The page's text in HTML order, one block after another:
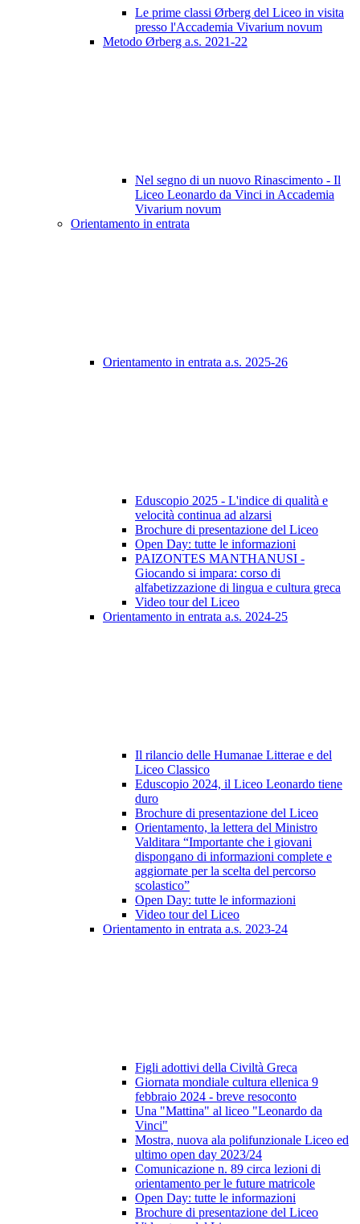
Le prime classi Ørberg del Liceo in visita
presso l'Accademia Vivarium novum
Metodo Ørberg a.s. 2021-22
Nel segno di un nuovo Rinascimento - Il
Liceo Leonardo da Vinci in Accademia
Vivarium novum
Orientamento in entrata
Orientamento in entrata a.s. 2025-26
Eduscopio 2025 - L'indice di qualità e
velocità continua ad alzarsi
Brochure di presentazione del Liceo
Open Day: tutte le informazioni
PAIZONTES MANTHANUSI -
Giocando si impara: corso di
alfabetizzazione di lingua e cultura greca
Video tour del Liceo
Orientamento in entrata a.s. 2024-25
Il rilancio delle Humanae Litterae e del
Liceo Classico
Eduscopio 2024, il Liceo Leonardo tiene
duro
Brochure di presentazione del Liceo
Orientamento, la lettera del Ministro
Valditara “Importante che i giovani
dispongano di informazioni complete e
aggiornate per la scelta del percorso
scolastico”
Open Day: tutte le informazioni
Video tour del Liceo
Orientamento in entrata a.s. 2023-24
Figli adottivi della Civiltà Greca
Giornata mondiale cultura ellenica 9
febbraio 2024 - breve resoconto
Una "Mattina" al liceo "Leonardo da
Vinci"
Mostra, nuova ala polifunzionale Liceo ed
ultimo open day 2023/24
Comunicazione n. 89 circa lezioni di
orientamento per le future matricole
Open Day: tutte le informazioni
Brochure di presentazione del Liceo